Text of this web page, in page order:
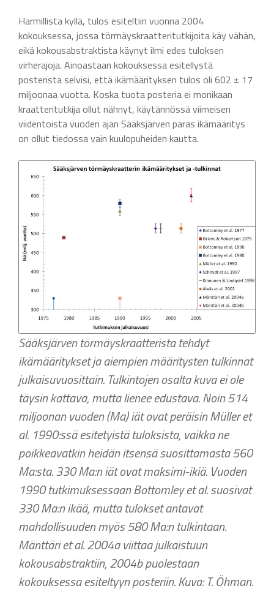
Harmillista kyllä, tulos esiteltiin vuonna 2004
kokouksessa, jossa törmäyskraatteritutkijoita käy vähän,
eikä kokousabstraktista käynyt ilmi edes tuloksen
virherajoja. Ainoastaan kokouksessa esitellystä
posterista selvisi, että ikämäärityksen tulos oli 602 ± 17
miljoonaa vuotta. Koska tuota posteria ei monikaan
kraatteritutkija ollut nähnyt, käytännössä viimeisen
viidentoista vuoden ajan Sääksjärven paras ikämääritys
on ollut tiedossa vain kuulopuheiden kautta.
Sääksjärven törmäyskraatterista tehdyt
ikämääritykset ja aiempien määritysten tulkinnat
julkaisuvuosittain. Tulkintojen osalta kuva ei ole
täysin kattava, mutta lienee edustava. Noin 514
miljoonan vuoden (Ma) iät ovat peräisin Müller et
al. 1990:ssä esitetyistä tuloksista, vaikka ne
poikkeavatkin heidän itsensä suosittamasta 560
Ma:sta. 330 Ma:n iät ovat maksimi-ikiä. Vuoden
1990 tutkimuksessaan Bottomley et al. suosivat
330 Ma:n ikää, mutta tulokset antavat
mahdollisuuden myös 580 Ma:n tulkintaan.
Mänttäri et al. 2004a viittaa julkaistuun
kokousabstraktiin, 2004b puolestaan
kokouksessa esiteltyyn posteriin. Kuva: T. Öhman.